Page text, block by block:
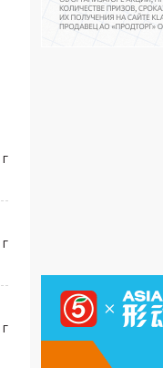
г
г
г